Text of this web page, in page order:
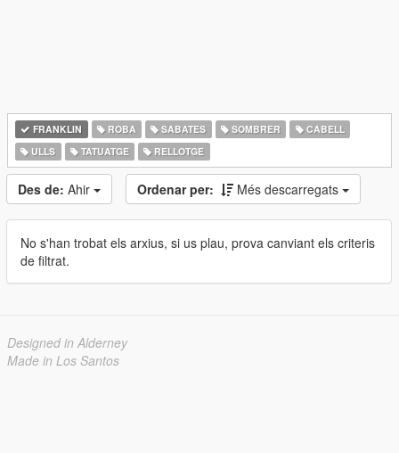
FRANKLIN ROBA SABATES SOMBRER
CABELL
ULLS
TATUATGE RELLOTGE
Des de: Ahir Ordenar per: Més descarregats
No s'han trobat els arxius, si us plau, prova canviant els criteris
de filtrat.
Designed in Alderney
Made in Los Santos